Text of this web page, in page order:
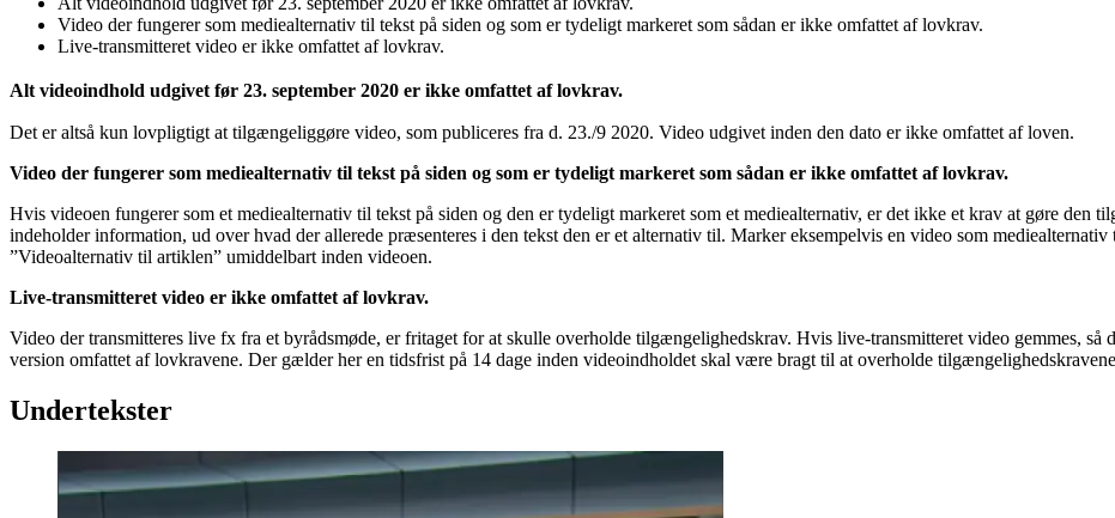
Video der fungerer som mediealternativ til tekst på siden og som er tydeligt markeret som sådan er ikke omfattet af lovkrav.
Live-transmitteret video er ikke omfattet af lovkrav.
Alt videoindhold udgivet før 23. september 2020 er ikke omfattet af lovkrav.
Det er altså kun lovpligtigt at tilgængeliggøre video, som publiceres fra d. 23./9 2020. Video udgivet inden den dato er ikke omfattet af loven.
Video der fungerer som mediealternativ til tekst på siden og som er tydeligt markeret som sådan er ikke omfattet af lovkrav.
Hvis videoen fungerer som et mediealternativ til tekst på siden og den er tydeligt markeret som et mediealternativ, er det ikke et krav at gøre
indeholder information, ud over hvad der allerede præsenteres i den tekst den er et alternativ til. Marker eksempelvis en video som
”Videoalternativ til artiklen” umiddelbart inden videoen.
Live-transmitteret video er ikke omfattet af lovkrav.
Video der transmitteres live fx fra et byrådsmøde, er fritaget for at skulle overholde tilgængelighedskrav. Hvis live-transmitteret video gemmes, så
version omfattet af lovkravene. Der gælder her en tidsfrist på 14 dage inden videoindholdet skal være bragt til at overholde
Undertekster